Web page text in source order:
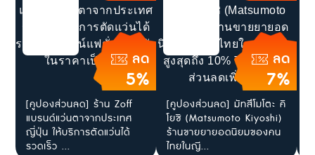
ลด
5%
[คูปองส่วนลด] ร้าน Zoff
แบรนด์แว่นตาจากประเทศ
ญี่ปุ่น ให้บริการตัดแว่นได้
รวดเร็ว ...
ลด
7%
[คูปองส่วนลด] มัทสึโมโตะ คิ
โยชิ (Matsumoto Kiyoshi)
ร้านขายยายอดนิยมของคน
ไทยในญี...